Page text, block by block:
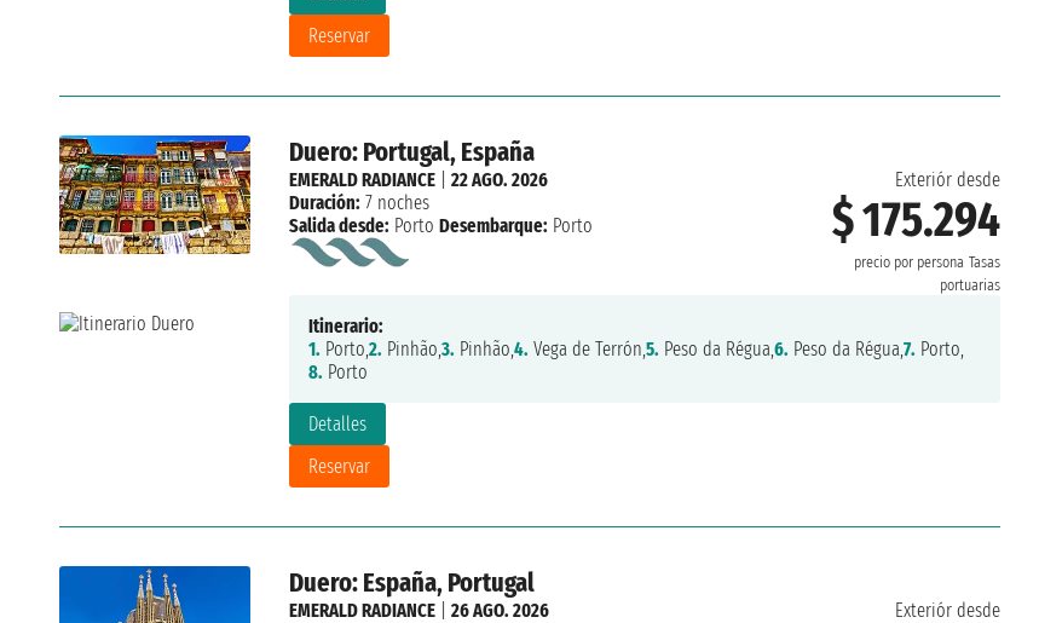
Reservar
Duero: Portugal, España
Exteriór desde
$ 175.294
precio por persona Tasas
portuarias
Detalles
Reservar
EMERALD RADIANCE| 22 AGO. 2026
Duración: 7 noches
Salida desde: Porto Desembarque: Porto
Itinerario:
1. Porto,2. Pinhão,3. Pinhão,4. Vega de Terrón,5. Peso da Régua,6. Peso da Régua,7. Porto,
8. Porto
Duero: España, Portugal
Exteriór desde
EMERALD RADIANCE| 26 AGO. 2026